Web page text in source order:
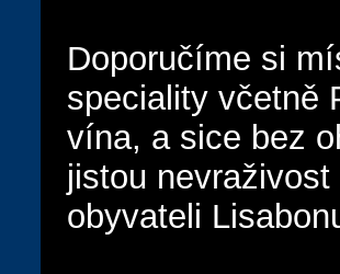
Doporučíme si
speciality včetně
vína, a sice bez
jistou nevraživost
obyvateli